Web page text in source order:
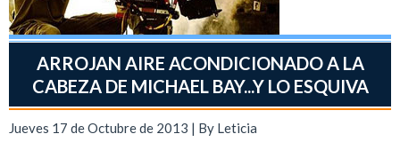
ARROJAN AIRE ACONDICIONADO A LA
CABEZA DE MICHAEL BAY...Y LO ESQUIVA
Jueves 17 de Octubre de 2013 | By Leticia